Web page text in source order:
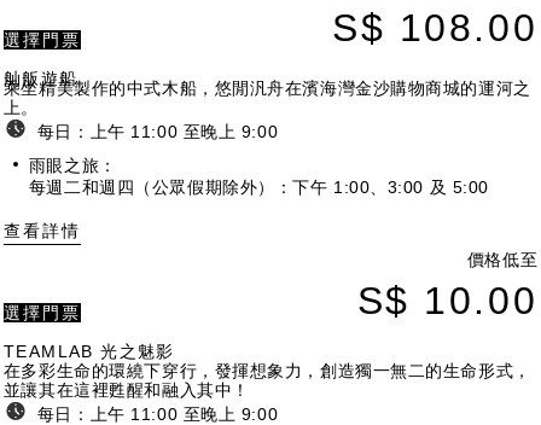
S$ 108.00
選擇門票
舢舨遊船
乘坐精美製作的中式木船，悠閒汎舟在濱海灣金沙購物商城的運河之
上。
每日：上午 11:00 至晚上 9:00
雨眼之旅：
每週二和週四（公眾假期除外）：下午 1:00、3:00 及 5:00
查看詳情
價格低至
S$ 10.00
選擇門票
TEAMLAB 光之魅影
在多彩生命的環繞下穿行，發揮想象力，創造獨一無二的生命形式，
並讓其在這裡甦醒和融入其中！
每日：上午 11:00 至晚上 9:00